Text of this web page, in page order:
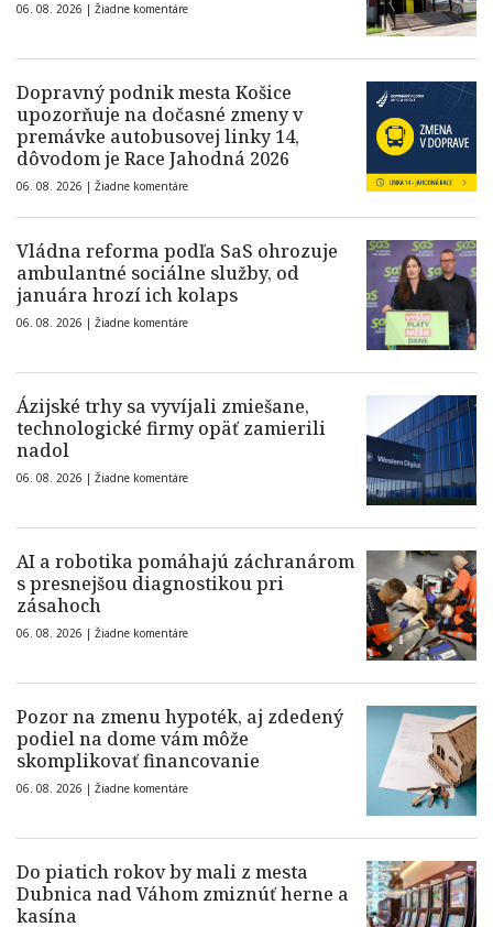
06. 08. 2026 | Žiadne komentáre
Dopravný podnik mesta Košice
upozorňuje na dočasné zmeny v
premávke autobusovej linky 14,
dôvodom je Race Jahodná 2026
06. 08. 2026 | Žiadne komentáre
Vládna reforma podľa SaS ohrozuje
ambulantné sociálne služby, od
januára hrozí ich kolaps
06. 08. 2026 | Žiadne komentáre
Ázijské trhy sa vyvíjali zmiešane,
technologické firmy opäť zamierili
nadol
06. 08. 2026 | Žiadne komentáre
AI a robotika pomáhajú záchranárom
s presnejšou diagnostikou pri
zásahoch
06. 08. 2026 | Žiadne komentáre
Pozor na zmenu hypoték, aj zdedený
podiel na dome vám môže
skomplikovať financovanie
06. 08. 2026 | Žiadne komentáre
Do piatich rokov by mali z mesta
Dubnica nad Váhom zmiznúť herne a
kasína